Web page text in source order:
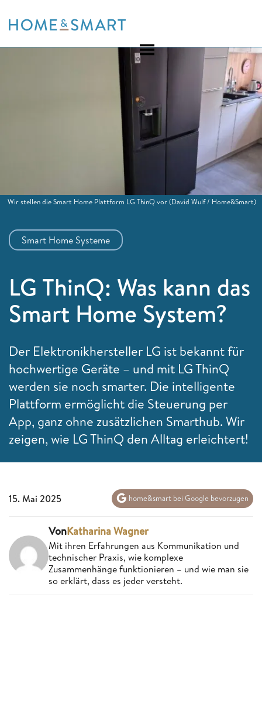
to
Smart Home Systeme
LG ThinQ: Was kann das
Smart Home System?
Der Elektronikhersteller LG ist bekannt für
hochwertige Geräte – und mit LG ThinQ
werden sie noch smarter. Die intelligente
Plattform ermöglicht die Steuerung per
App, ganz ohne zusätzlichen Smarthub. Wir
zeigen, wie LG ThinQ den Alltag erleichtert!
Wir stellen die Smart Home Plattform LG ThinQ vor(David Wulf / Home&Smart)
15. Mai 2025 home&smart bei Google bevorzugen
VonKatharina Wagner
Mit ihren Erfahrungen aus Kommunikation und
technischer Praxis, wie komplexe
Zusammenhänge funktionieren – und wie man sie
so erklärt, dass es jeder versteht.